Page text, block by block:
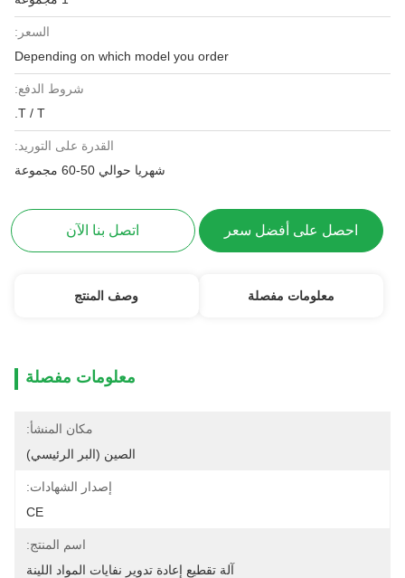
السعر:
Depending on which model you order
شروط الدفع:
T / T.
القدرة على التوريد:
شهريا حوالي 50-60 مجموعة
احصل على أفضل سعر اتصل بنا الآن
معلومات مفصلة وصف المنتج
معلومات مفصلة
مكان المنشأ:
الصين (البر الرئيسي)
إصدار الشهادات:
CE
اسم المنتج:
آلة تقطيع إعادة تدوير نفايات المواد اللينة